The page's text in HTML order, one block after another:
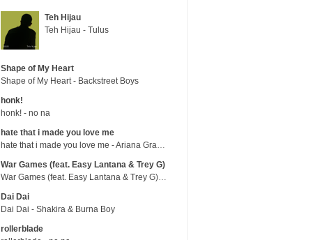
Teh Hijau
Teh Hijau - Tulus
Shape of My Heart
Shape of My Heart - Backstreet Boys
honk!
honk! - no na
hate that i made you love me
hate that i made you love me - Ariana Grande
War Games (feat. Easy Lantana & Trey G)
War Games (feat. Easy Lantana & Trey G) - Trub
Dai Dai
Dai Dai - Shakira & Burna Boy
rollerblade